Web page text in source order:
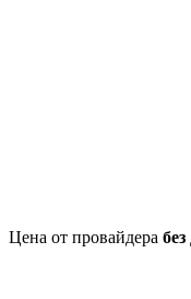
Цена от провайдера